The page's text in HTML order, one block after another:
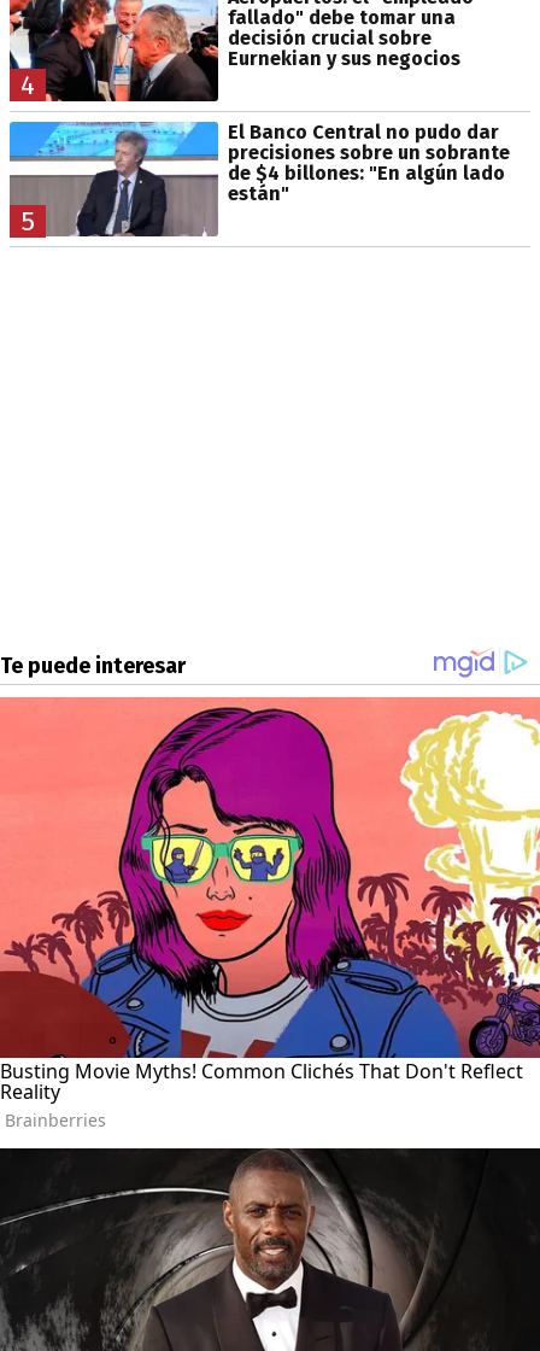
4
fallado" debe tomar una
decisión crucial sobre
Eurnekian y sus negocios
5
El Banco Central no pudo dar
precisiones sobre un sobrante
de $4 billones: "En algún lado
están"